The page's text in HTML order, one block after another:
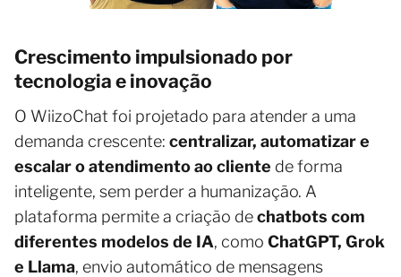
Crescimento impulsionado por
tecnologia e inovação
O WiizoChat foi projetado para atender a uma
demanda crescente: centralizar, automatizar e
escalar o atendimento ao cliente de forma
inteligente, sem perder a humanização. A
plataforma permite a criação dechatbots com
diferentes modelos de IA, como ChatGPT, Grok
e Llama, envio automático de mensagens